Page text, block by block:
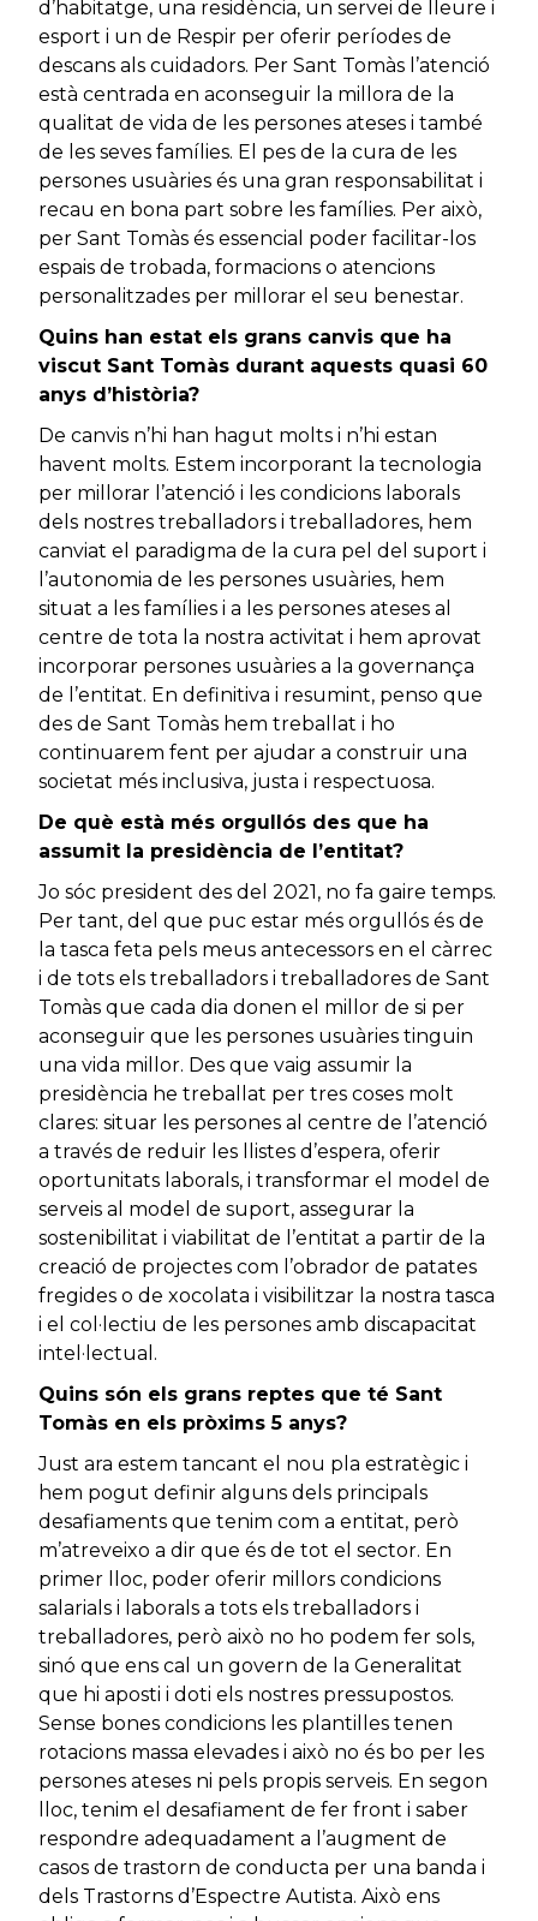
d’habitatge, una residència, un servei de lleure i
esport i un de Respir per oferir períodes de
descans als cuidadors. Per Sant Tomàs l’atenció
està centrada en aconseguir la millora de la
qualitat de vida de les persones ateses i també
de les seves famílies. El pes de la cura de les
persones usuàries és una gran responsabilitat i
recau en bona part sobre les famílies. Per això,
per Sant Tomàs és essencial poder facilitar-los
espais de trobada, formacions o atencions
personalitzades per millorar el seu benestar.
Quins han estat els grans canvis que ha
viscut Sant Tomàs durant aquests quasi 60
anys d’història?
De canvis n’hi han hagut molts i n’hi estan
havent molts. Estem incorporant la tecnologia
per millorar l’atenció i les condicions laborals
dels nostres treballadors i treballadores, hem
canviat el paradigma de la cura pel del suport i
l’autonomia de les persones usuàries, hem
situat a les famílies i a les persones ateses al
centre de tota la nostra activitat i hem aprovat
incorporar persones usuàries a la governança
de l’entitat. En definitiva i resumint, penso que
des de Sant Tomàs hem treballat i ho
continuarem fent per ajudar a construir una
societat més inclusiva, justa i respectuosa.
De què està més orgullós des que ha
assumit la presidència de l’entitat?
Jo sóc president des del 2021, no fa gaire temps.
Per tant, del que puc estar més orgullós és de
la tasca feta pels meus antecessors en el càrrec
i de tots els treballadors i treballadores de Sant
Tomàs que cada dia donen el millor de si per
aconseguir que les persones usuàries tinguin
una vida millor. Des que vaig assumir la
presidència he treballat per tres coses molt
clares: situar les persones al centre de l’atenció
a través de reduir les llistes d’espera, oferir
oportunitats laborals, i transformar el model de
serveis al model de suport, assegurar la
sostenibilitat i viabilitat de l’entitat a partir de la
creació de projectes com l’obrador de patates
fregides o de xocolata i visibilitzar la nostra tasca
i el col·lectiu de les persones amb discapacitat
intel·lectual.
Quins són els grans reptes que té Sant
Tomàs en els pròxims 5 anys?
Just ara estem tancant el nou pla estratègic i
hem pogut definir alguns dels principals
desafiaments que tenim com a entitat, però
m’atreveixo a dir que és de tot el sector. En
primer lloc, poder oferir millors condicions
salarials i laborals a tots els treballadors i
treballadores, però això no ho podem fer sols,
sinó que ens cal un govern de la Generalitat
que hi aposti i doti els nostres pressupostos.
Sense bones condicions les plantilles tenen
rotacions massa elevades i això no és bo per les
persones ateses ni pels propis serveis. En segon
lloc, tenim el desafiament de fer front i saber
respondre adequadament a l’augment de
casos de trastorn de conducta per una banda i
dels Trastorns d’Espectre Autista. Això ens